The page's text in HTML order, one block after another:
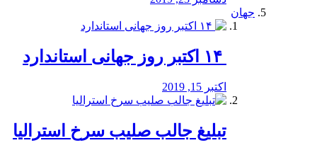
جهان
اکتبر 15, 2019
تبلیغ جالب صلیب سرخ استرالیا